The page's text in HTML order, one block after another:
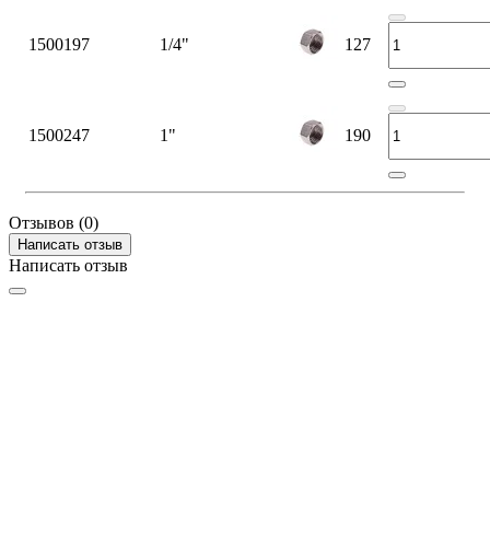
1500197 1/4" 127
1500247 1" 190
Отзывов (0)
Написать отзыв
Написать отзыв